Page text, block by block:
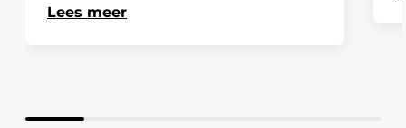
Lees meer